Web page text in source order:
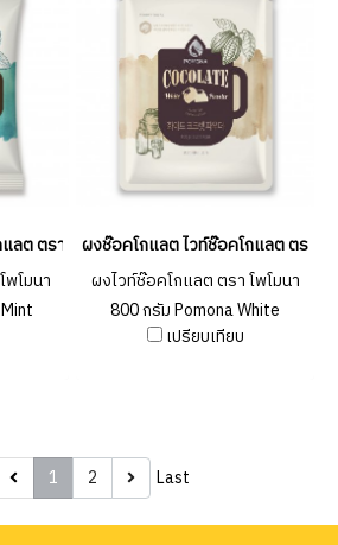
ต ตรา โพโมนา 800 กรัม POMONA Mint
โมนา
ผงช๊อคโกแลต ไวท์ช๊อคโกแลต ตรา โ
ผงไวท์ช๊อคโกแลต ตรา โพโมนา
800 กรัม Pomona White
Chocolate Powder 800 g.
เปรียบเทียบ
1 2 Last